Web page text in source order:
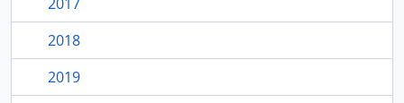
2018
2019